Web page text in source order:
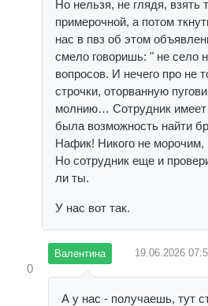
Но нельзя, не глядя, взять
примерочной, а потом
нас в пвз об этом
смело говоришь: " не село
вопросов. И нечего про не
строчки, оторванную
молнию… Сотрудник имеет
была возможность найти
Нафик! Никого не морочим,
Но сотрудник еще и
ли ты.
У нас вот так.
0
Валентина 19.06.2026
А у нас - получаешь, тут